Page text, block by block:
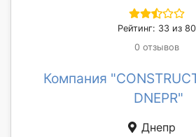
Рейтинг: 33 из 80
0 отзывов
Компания
DNEPR"
Днепр